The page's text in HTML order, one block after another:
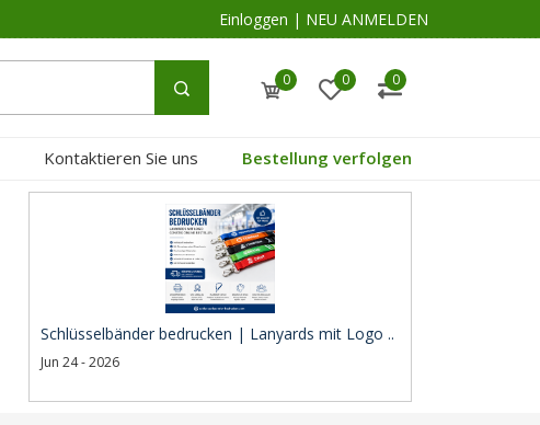
Einloggen | NEU ANMELDEN
0 0 0
Kontaktieren Sie uns Bestellung verfolgen
Schlüsselbänder bedrucken | Lanyards mit Logo ..
Jun 24 - 2026